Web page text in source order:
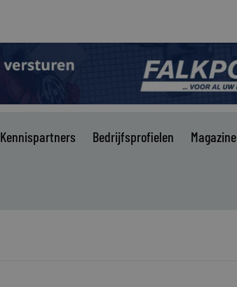
Kennispartners Bedrijfsprofielen Magazine